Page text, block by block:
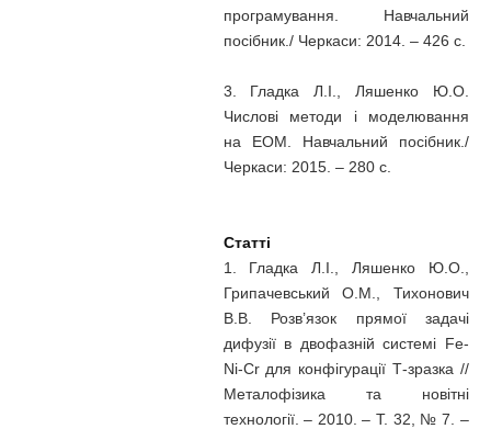
програмування. Навчальний
посібник./ Черкаси: 2014. – 426 с.
3. Гладка Л.І., Ляшенко Ю.О.
Числові методи і моделювання
на ЕОМ. Навчальний посібник./
Черкаси: 2015. – 280 с.
Статті
1. Гладка Л.І., Ляшенко Ю.О.,
Грипачевський О.М., Тихонович
В.В. Розв’язок прямої задачі
дифузії в двофазній системі Fe-
Ni-Cr для конфігурації Т-зразка //
Металофізика та новітні
технології. – 2010. – Т. 32, № 7. –